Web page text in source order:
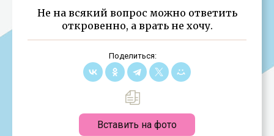
Не на всякий вопрос можно ответить
откровенно, а врать не хочу.
Поделиться:
Вставить на фото